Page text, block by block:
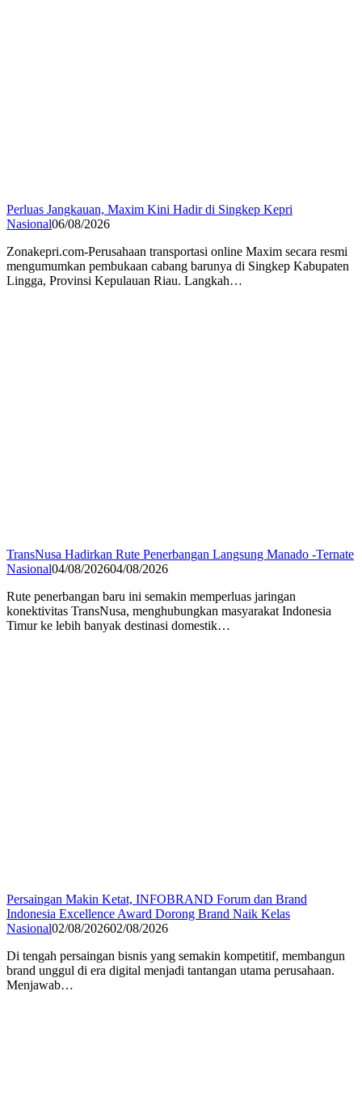
Perluas Jangkauan, Maxim Kini Hadir di Singkep Kepri
Nasional06/08/2026
Zonakepri.com-Perusahaan transportasi online Maxim secara resmi
mengumumkan pembukaan cabang barunya di Singkep Kabupaten
Lingga, Provinsi Kepulauan Riau. Langkah…
TransNusa Hadirkan Rute Penerbangan Langsung Manado -Ternate
Nasional04/08/202604/08/2026
Rute penerbangan baru ini semakin memperluas jaringan
konektivitas TransNusa, menghubungkan masyarakat Indonesia
Timur ke lebih banyak destinasi domestik…
Persaingan Makin Ketat, INFOBRAND Forum dan Brand
Indonesia Excellence Award Dorong Brand Naik Kelas
Nasional02/08/202602/08/2026
Di tengah persaingan bisnis yang semakin kompetitif, membangun
brand unggul di era digital menjadi tantangan utama perusahaan.
Menjawab…